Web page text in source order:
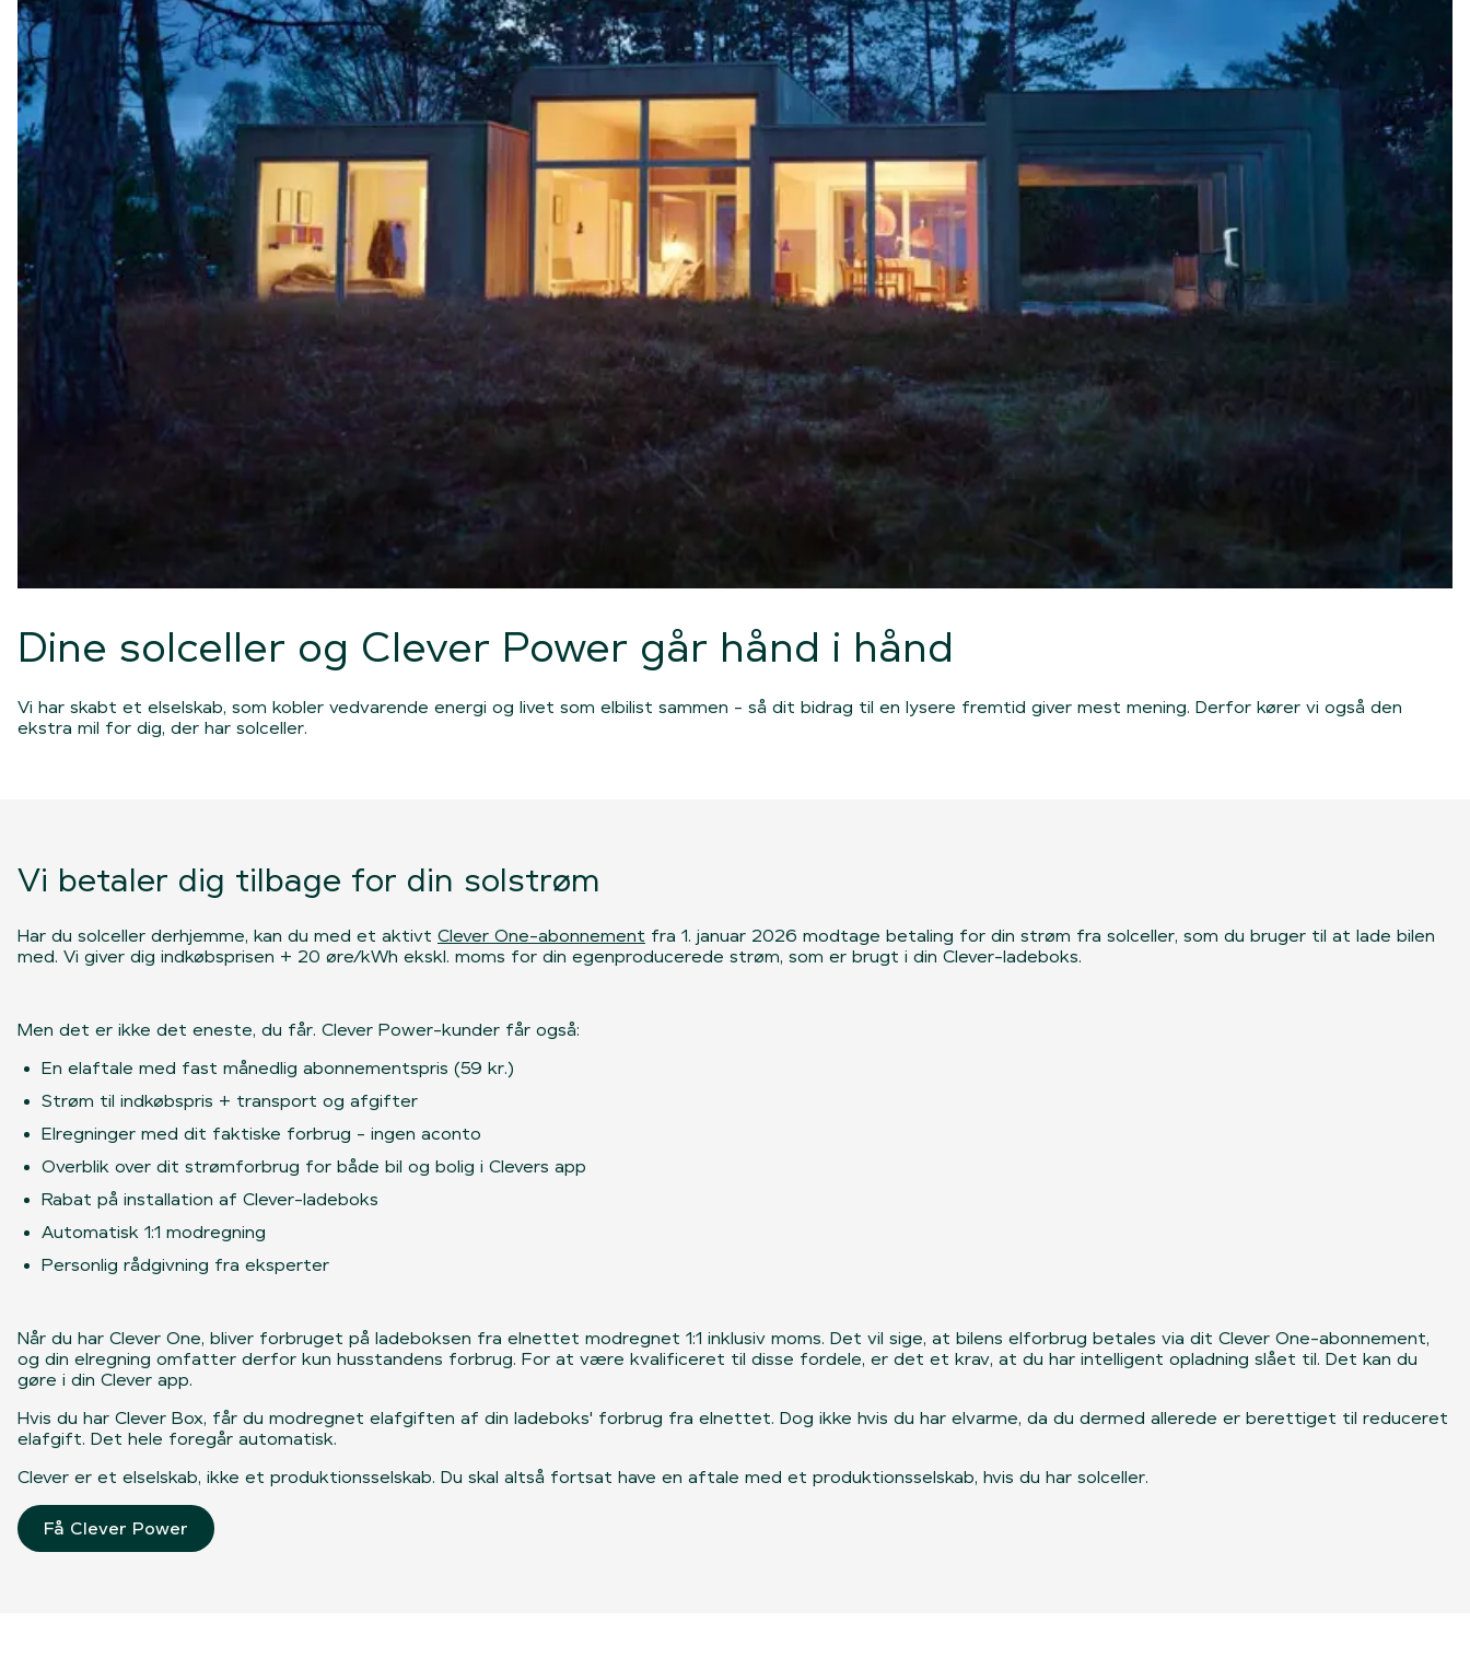
Dine solceller og Clever Power går hånd i hånd
Vi har skabt et elselskab, som kobler vedvarende energi og livet som elbilist sammen - så dit bidrag til en lysere fremtid giver mest mening. Derfor kører vi også den
ekstra mil for dig, der har solceller.
Vi betaler dig tilbage for din solstrøm
Har du solceller derhjemme, kan du med et aktivt Clever One-abonnement fra 1. januar 2026 modtage betaling for din strøm fra solceller, som du bruger til at lade bilen
med. Vi giver dig indkøbsprisen + 20 øre/kWh ekskl. moms for din egenproducerede strøm, som er brugt i din Clever-ladeboks.
Men det er ikke det eneste, du får. Clever Power-kunder får også:
En elaftale med fast månedlig abonnementspris (59 kr.)
Strøm til indkøbspris + transport og afgifter
Elregninger med dit faktiske forbrug - ingen aconto
Overblik over dit strømforbrug for både bil og bolig i Clevers app
Rabat på installation af Clever-ladeboks
Automatisk 1:1 modregning
Personlig rådgivning fra eksperter
Når du har Clever One, bliver forbruget på ladeboksen fra elnettet modregnet 1:1 inklusiv moms. Det vil sige, at bilens elforbrug betales via dit Clever One-abonnement,
og din elregning omfatter derfor kun husstandens forbrug. For at være kvalificeret til disse fordele, er det et krav, at du har intelligent opladning slået til. Det kan du
gøre i din Clever app.
Hvis du har Clever Box, får du modregnet elafgiften af din ladeboks' forbrug fra elnettet. Dog ikke hvis du har elvarme, da du dermed allerede er berettiget til reduceret
elafgift. Det hele foregår automatisk.
Clever er et elselskab, ikke et produktionsselskab. Du skal altså fortsat have en aftale med et produktionsselskab, hvis du har solceller.
Få Clever Power